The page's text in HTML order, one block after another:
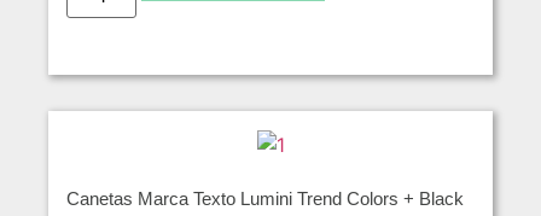
Canetas Marca Texto Lumini Trend Colors + Black